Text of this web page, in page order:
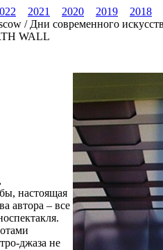
2021 2020 2019
2018
/ Дни современного
WALL
настоящая
автора – все
джаза не